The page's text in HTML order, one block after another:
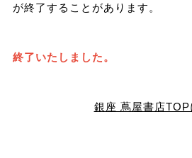
が終了することがあります。
終了いたしました。
銀座 蔦屋書店TOP